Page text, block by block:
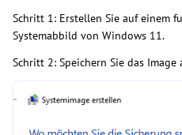
Schritt 1: Erstellen Sie auf einem
Systemabbild von Windows 11.
Schritt 2: Speichern Sie das